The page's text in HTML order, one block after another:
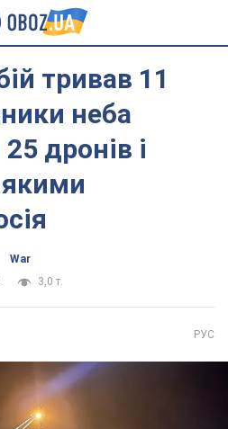
тривав 11
неба
дронів і
якими
War
3,0 т.
РУС